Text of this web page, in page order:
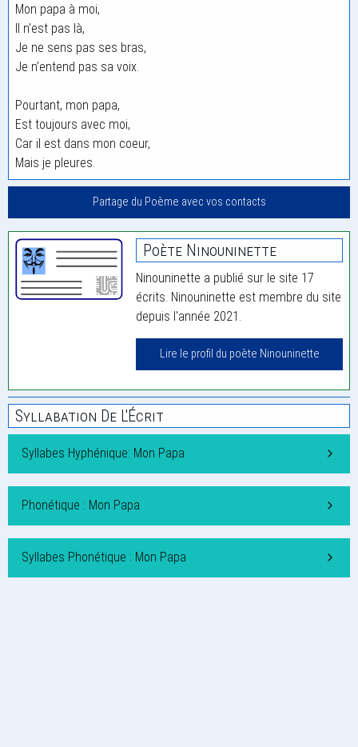
Mon papa à moi,
Il n’est pas là,
Je ne sens pas ses bras,
Je n’entend pas sa voix.
Pourtant, mon papa,
Est toujours avec moi,
Car il est dans mon coeur,
Mais je pleures.
Partage du Poème avec vos contacts
Poète Ninouninette
Ninouninette a publié sur le site 17
écrits. Ninouninette est membre du site
depuis l'année 2021.
Lire le profil du poète Ninouninette
Syllabation De L'Écrit
Syllabes Hyphénique: Mon Papa
Phonétique : Mon Papa
Syllabes Phonétique : Mon Papa